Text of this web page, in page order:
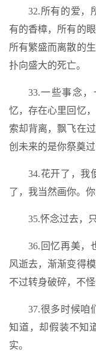
32.所有的爱，
有的香樟，所有的
所有繁盛而离散的
扑向盛大的死亡。
33.一些事念
忆，存在心里回忆
索却背离，飘飞在
创未来的是你祭奠过
34.花开了，我
了，我当然画你。
35.怀念过去，
36.回忆再美，
风逝去，渐渐变得
不过转身破碎，不
37.很多时候咱
知道，却假装不知
实。